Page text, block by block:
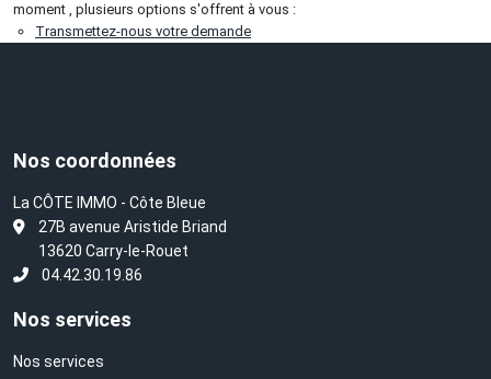
moment , plusieurs options s'offrent à vous :
Transmettez-nous votre demande
Nos coordonnées
La CÔTE IMMO - Côte Bleue
27B avenue Aristide Briand
13620 Carry-le-Rouet
04.42.30.19.86
Nos services
Nos services